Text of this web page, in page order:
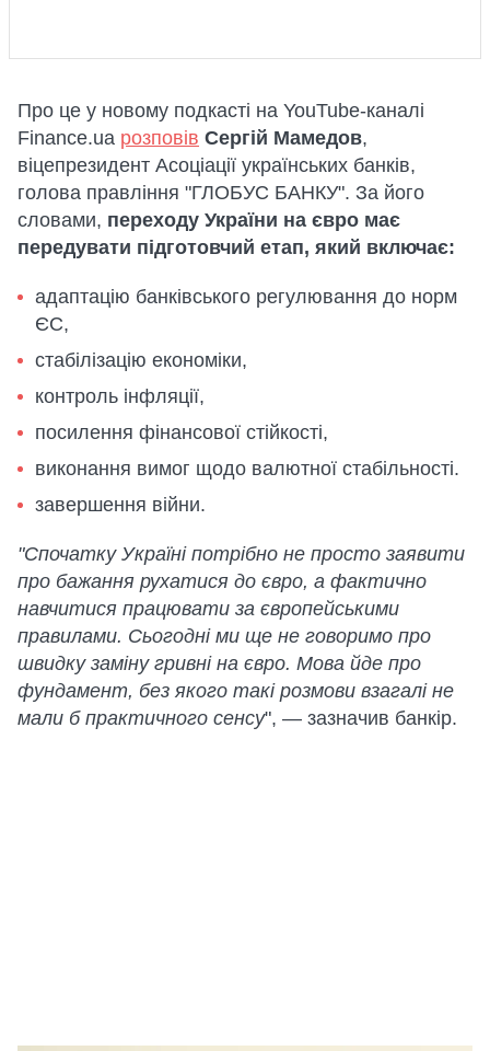
Про це у новому подкасті на YouTube-каналі
Finance.ua розповів Сергій Мамедов,
віцепрезидент Асоціації українських банків,
голова правління "ГЛОБУС БАНКУ". За його
словами, переходу України на євро має
передувати підготовчий етап, який включає:
адаптацію банківського регулювання до норм
ЄС,
стабілізацію економіки,
контроль інфляції,
посилення фінансової стійкості,
виконання вимог щодо валютної стабільності.
завершення війни.
"Спочатку Україні потрібно не просто заявити
про бажання рухатися до євро, а фактично
навчитися працювати за європейськими
правилами. Сьогодні ми ще не говоримо про
швидку заміну гривні на євро. Мова йде про
фундамент, без якого такі розмови взагалі не
мали б практичного сенсу", — зазначив банкір.